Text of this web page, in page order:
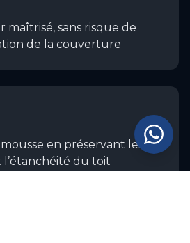
maîtrisé, sans risque de
de la couverture
en préservant les
l’étanchéité du toit